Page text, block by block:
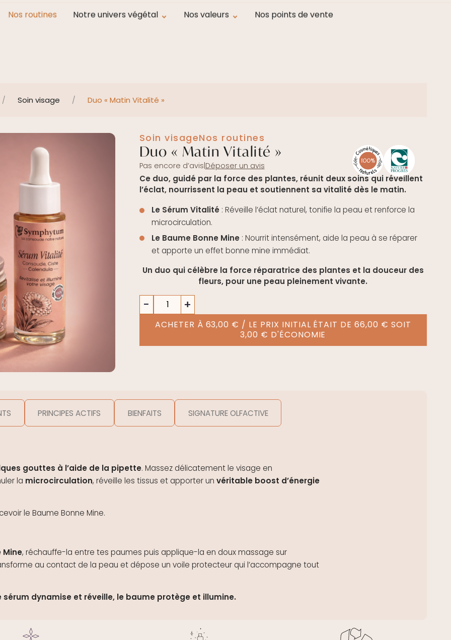
Frais de ports en point relais offerts à partir de 100 € d'achat
Nos routines Notre univers végétal Nos valeurs Nos points de vente
/ Soin visage / Duo « Matin Vitalité »
Soin visageNos routines
Duo « Matin Vitalité »
Pas encore d’avis|Déposer un avis
Ce duo, guidé par la force des plantes, réunit deux soins qui réveillent
l’éclat, nourrissent la peau et soutiennent sa vitalité dès le matin.
Le Sérum Vitalité: Réveille l’éclat naturel, tonifie la peau et renforce la
microcirculation.
Le Baume Bonne Mine: Nourrit intensément, aide la peau à se réparer
et apporte un effet bonne mine immédiat.
Un duo qui célèbre la force réparatrice des plantes et la douceur des
fleurs, pour une peau pleinement vivante.
quantité
"Matin
− +
ACHETER À 63,00 € / LE PRIX INITIAL ÉTAIT DE 66,00 € SOIT
3,00 € D'ÉCONOMIE
PRINCIPES ACTIFS BIENFAITS SIGNATURE OLFACTIVE
gouttes à l’aide de la pipette. Massez délicatement le visage en
la microcirculation, réveille les tissus et apporter unvéritable boost d’énergie
le Baume Bonne Mine.
Mine, réchauffe-la entre tes paumes puis applique-la en doux massage sur
au contact de la peau et dépose un voile protecteur qui l’accompagne tout
sérum dynamise et réveille, le baume protège et illumine.